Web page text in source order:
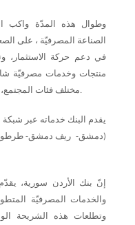
وطوال هذه المدّة واكب
الصناعة المصرفيّة ، على
في دعم حركة الاستثمار،
منتجات وخدمات مصرفيّة
مختلف فئات المجتمع، سواءً كانوا أفراداً، أو شركات، أو مؤسسات.
(دمشق- ريف دمشق- طرطوس-
إنّ بنك الأردن سورية،
والخدمات المصرفيّة
وتطلعات هذه الشريحة